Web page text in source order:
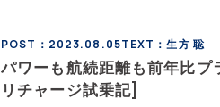
POST：2023.08.05TEXT：生方 聡
パワーも航続距離も前年比
リチャージ試乗記]